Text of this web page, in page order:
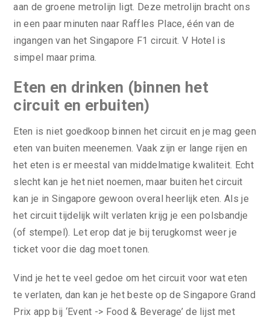
aan de groene metrolijn ligt. Deze metrolijn bracht ons
in een paar minuten naar Raffles Place, één van de
ingangen van het Singapore F1 circuit. V Hotel is
simpel maar prima.
Eten en drinken (binnen het
circuit en erbuiten)
Eten is niet goedkoop binnen het circuit en je mag geen
eten van buiten meenemen. Vaak zijn er lange rijen en
het eten is er meestal van middelmatige kwaliteit. Echt
slecht kan je het niet noemen, maar buiten het circuit
kan je in Singapore gewoon overal heerlijk eten. Als je
het circuit tijdelijk wilt verlaten krijg je een polsbandje
(of stempel). Let erop dat je bij terugkomst weer je
ticket voor die dag moet tonen.
Vind je het te veel gedoe om het circuit voor wat eten
te verlaten, dan kan je het beste op de Singapore Grand
Prix app bij ‘Event -> Food & Beverage’ de lijst met